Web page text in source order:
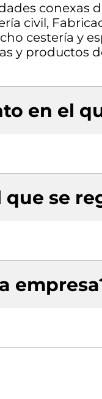
conexas
civil,
cestería y
y productos
en el
que se